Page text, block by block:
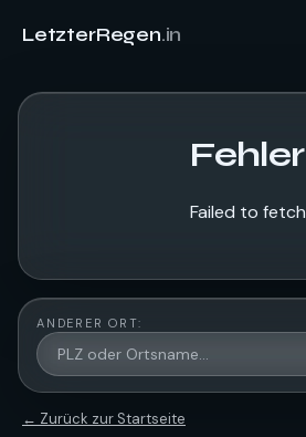
LetzterRegen.in
Fehler
Failed to fetch
ANDERER ORT:
← Zurück zur Startseite